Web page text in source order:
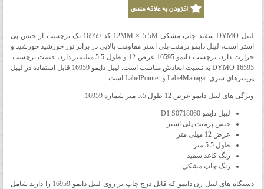
لیبل DYMO سفید چاپ مشکی 12MM × 5.5M کد 16959 یک برچسب از جنس پی
استر است، لیبل دایمو پرمنت پلی استر مقاومت بالایی در برابر نور خورشید خورشید و
حرارت دارد، برچسب دایمو 16595 عرض 12 و طول 5.5 میلیمتر دارد، قیمت برچسب
DYMO 16595 به نسبت ابعادش مناسب است. لیبل دایمو 16959 قابل استفاده در لیبل
پرینترهای سری LabelManagar و LabelPointer است.
ویژگی های لیبل دایمو عرض 12 طول 5.5 متر شماره 16959:
لیبل دایمو D1 S0718060
جنس پرمنت پلی استر
عرض 12 میلی متر
طول 5.5 متر
رنگ کاغذ سفید
رنگ چاپ مشکی
دستگاه های لیبل زن دایمو که قابل درج چاپ بر روی لیبل دایمو 16959 را دارند شامل